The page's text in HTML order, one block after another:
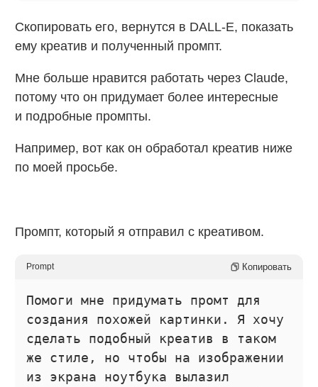
Скопировать его, вернутся в DALL-E, показать
ему креатив и полученный промпт.
Мне больше нравится работать через Claude,
потому что он придумает более интересные
и подробные промпты.
Например, вот как он обработал креатив ниже
по моей просьбе.
Промпт, который я отправил с креативом.
Prompt Копировать
Помоги мне придумать промт для
создания похожей картинки. Я хочу
сделать подобный креатив в таком
же стиле, но чтобы на изображении
из экрана ноутбука вылазил